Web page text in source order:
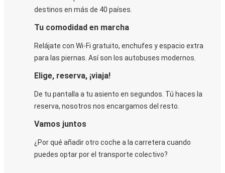
destinos en más de 40 países.
Tu comodidad en marcha
Relájate con Wi-Fi gratuito, enchufes y espacio extra
para las piernas. Así son los autobuses modernos.
Elige, reserva, ¡viaja!
De tu pantalla a tu asiento en segundos. Tú haces la
reserva, nosotros nos encargamos del resto.
Vamos juntos
¿Por qué añadir otro coche a la carretera cuando
puedes optar por el transporte colectivo?